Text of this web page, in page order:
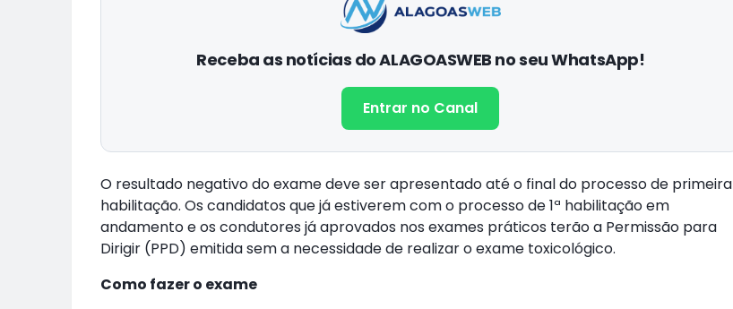
Receba as notícias do ALAGOASWEB no seu WhatsApp!
Entrar no Canal
O resultado negativo do exame deve ser apresentado até o final do processo de primeira
habilitação. Os candidatos que já estiverem com o processo de 1ª habilitação em
andamento e os condutores já aprovados nos exames práticos terão a Permissão para
Dirigir (PPD) emitida sem a necessidade de realizar o exame toxicológico.
Como fazer o exame